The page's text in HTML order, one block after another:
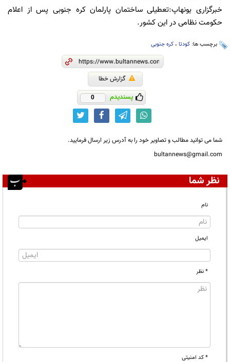
خبرگزاری یونهاپ:تعطیلی ساختمان پارلمان کره جنوبی پس از اعلام
حکومت نظامی در این کشور.
برچسب ها: کودتا ، کره جنوبی
گزارش خطا
پسندیدم 0
شما می توانید مطالب و تصاویر خود را به آدرس زیر ارسال فرمایید.
bultannews@gmail.com
نظر شما
نام
ایمیل
* نظر
* کد امنیتی